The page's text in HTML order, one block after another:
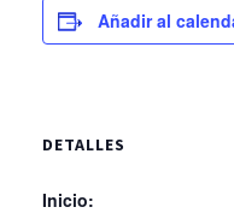
Añadir al
DETALLES
Inicio: